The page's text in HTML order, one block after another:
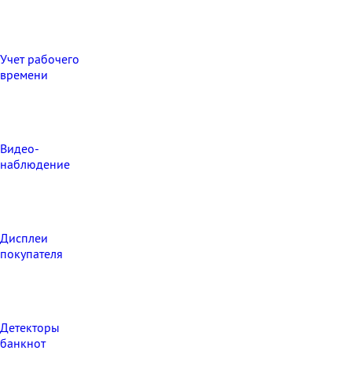
Учет рабочего
времени
Видео‑
наблюдение
Дисплеи
покупателя
Детекторы
банкнот